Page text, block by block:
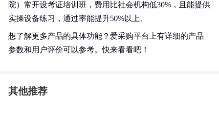
院）常开设考证培训班，费用比社会机构低30%，且能提供
实操设备练习，通过率能提升50%以上。
想了解更多产品的具体功能？爱采购平台上有详细的产品
参数和用户评价可以参考。快来看看吧！
其他推荐